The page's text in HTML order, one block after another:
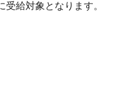
給対象となります。